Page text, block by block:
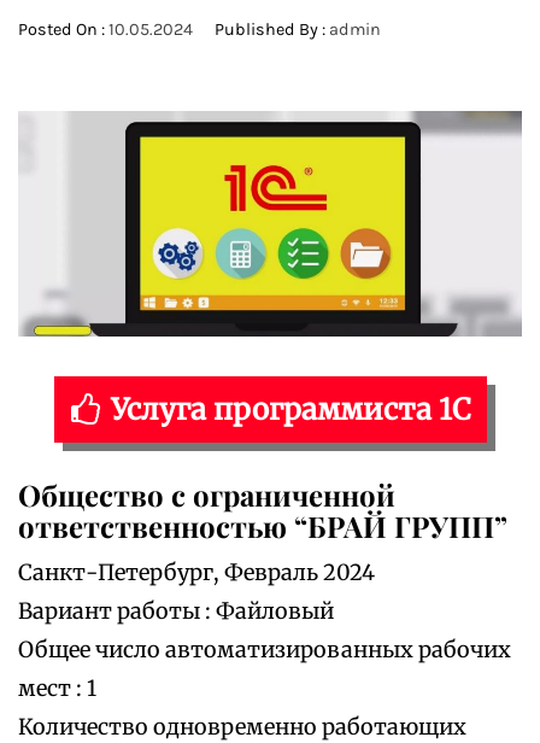
Posted On :10.05.2024 Published By : admin
Услуга программиста 1С
Общество с ограниченной
ответственностью “БРАЙ ГРУПП”
Санкт-Петербург, Февраль 2024
Вариант работы : Файловый
Общее число автоматизированных рабочих
мест : 1
Количество одновременно работающих